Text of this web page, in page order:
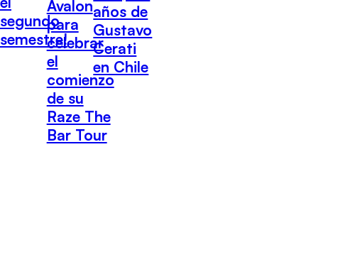
segundo
semestre!
Avalon
para
celebrar
el
comienzo
de su
Raze The
Bar Tour
años de
Gustavo
Cerati
en Chile